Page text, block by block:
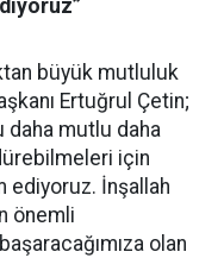
büyük mutluluk
Ertuğrul Çetin;
daha mutlu daha
için
ediyoruz. İnşallah
önemli
olan